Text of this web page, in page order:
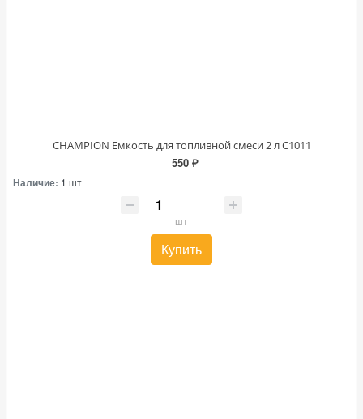
CHAMPION Емкость для топливной смеси 2 л C1011
550 ₽
Наличие: 1 шт
шт
Купить